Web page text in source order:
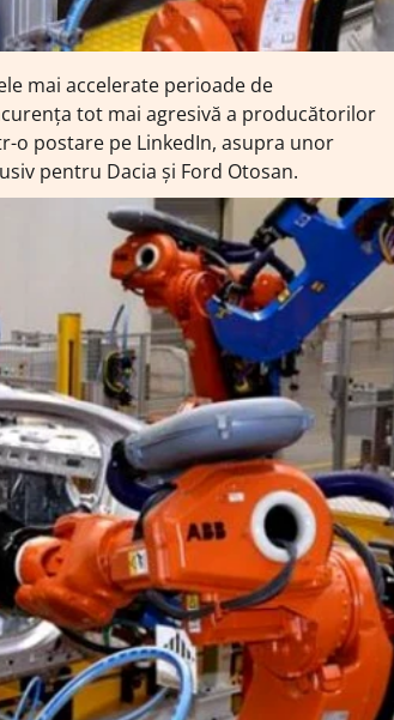
mai accelerate perioade de
tot mai agresivă a producătorilor
o postare pe LinkedIn, asupra unor
pentru Dacia și Ford Otosan.